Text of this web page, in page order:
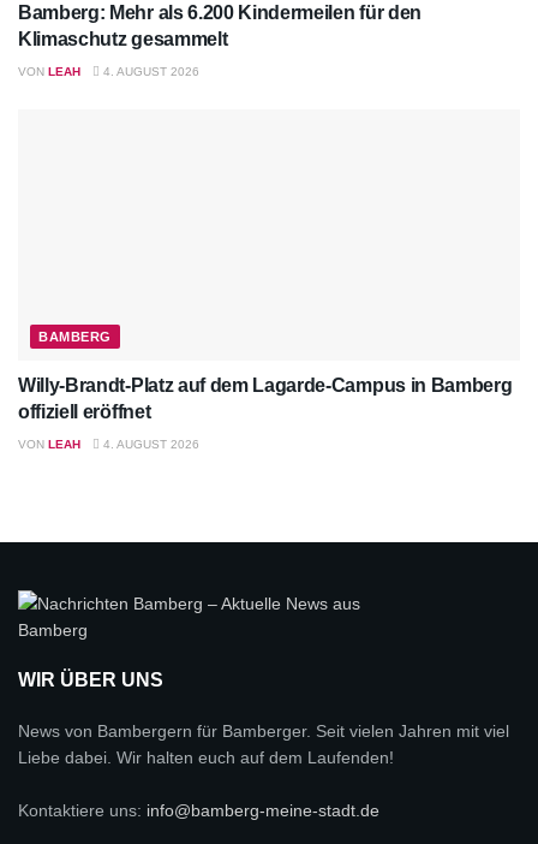
Bamberg: Mehr als 6.200 Kindermeilen für den
Klimaschutz gesammelt
VON LEAH 4. AUGUST 2026
BAMBERG
Willy-Brandt-Platz auf dem Lagarde-Campus in Bamberg
offiziell eröffnet
VON LEAH 4. AUGUST 2026
WIR ÜBER UNS
News von Bambergern für Bamberger. Seit vielen Jahren mit viel
Liebe dabei. Wir halten euch auf dem Laufenden!
Kontaktiere uns: info@bamberg-meine-stadt.de